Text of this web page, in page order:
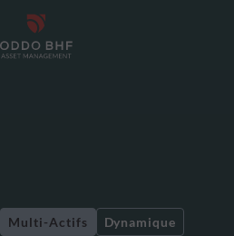
Multi-Actifs Dynamique